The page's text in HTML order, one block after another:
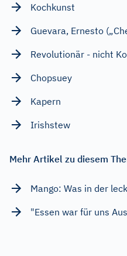
Kochkunst
Guevara, Ernesto
Revolutionär - nicht
Chopsuey
Kapern
Irishstew
Mehr Artikel zu diesem
Mango: Was in der
"Essen war für uns